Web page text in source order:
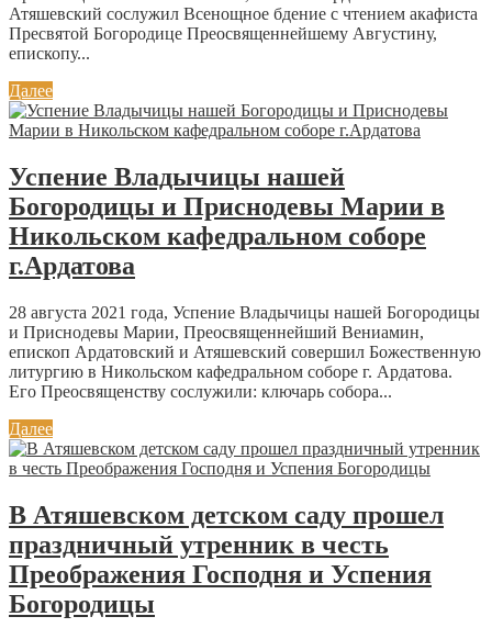
Атяшевский сослужил Всенощное бдение с чтением акафиста
Пресвятой Богородице Преосвященнейшему Августину,
епископу...
Далее
Успение Владычицы нашей
Богородицы и Приснодевы Марии в
Никольском кафедральном соборе
г.Ардатова
28 августа 2021 года, Успение Владычицы нашей Богородицы
и Приснодевы Марии, Преосвященнейший Вениамин,
епископ Ардатовский и Атяшевский совершил Божественную
литургию в Никольском кафедральном соборе г. Ардатова.
Его Преосвященству сослужили: ключарь собора...
Далее
В Атяшевском детском саду прошел
праздничный утренник в честь
Преображения Господня и Успения
Богородицы